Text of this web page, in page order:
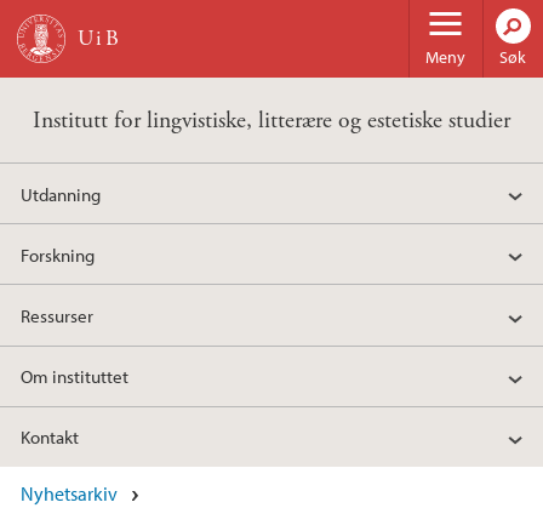
Hopp til hovedinnhold
Meny Søk
Institutt for lingvistiske, litterære og estetiske studier
Utdanning
Forskning
Ressurser
Om instituttet
Kontakt
Nyhetsarkiv